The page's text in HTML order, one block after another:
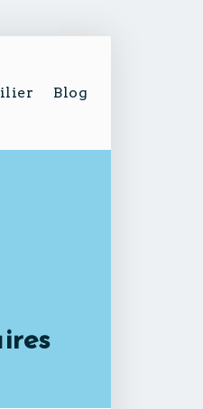
Blog